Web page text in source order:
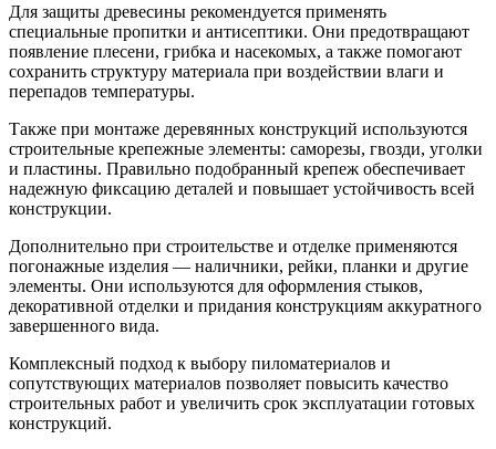
Для защиты древесины рекомендуется применять
специальные пропитки и антисептики. Они предотвращают
появление плесени, грибка и насекомых, а также помогают
сохранить структуру материала при воздействии влаги и
перепадов температуры.
Также при монтаже деревянных конструкций используются
строительные крепежные элементы: саморезы, гвозди, уголки
и пластины. Правильно подобранный крепеж обеспечивает
надежную фиксацию деталей и повышает устойчивость всей
конструкции.
Дополнительно при строительстве и отделке применяются
погонажные изделия — наличники, рейки, планки и другие
элементы. Они используются для оформления стыков,
декоративной отделки и придания конструкциям аккуратного
завершенного вида.
Комплексный подход к выбору пиломатериалов и
сопутствующих материалов позволяет повысить качество
строительных работ и увеличить срок эксплуатации готовых
конструкций.